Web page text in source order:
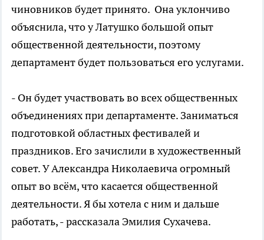
чиновников будет принято. Она уклончиво
объяснила, что у Латушко большой опыт
общественной деятельности, поэтому
департамент будет пользоваться его услугами.
- Он будет участвовать во всех общественных
объединениях при департаменте. Заниматься
подготовкой областных фестивалей и
праздников. Его зачислили в художественный
совет. У Александра Николаевича огромный
опыт во всём, что касается общественной
деятельности. Я бы хотела с ним и дальше
работать, - рассказала Эмилия Сухачева.